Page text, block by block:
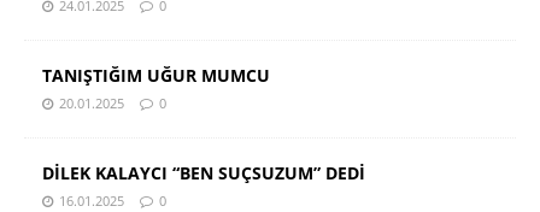
24.01.2025 0
TANIŞTIĞIM UĞUR MUMCU
20.01.2025 0
DİLEK KALAYCI “BEN SUÇSUZUM” DEDİ
16.01.2025 0